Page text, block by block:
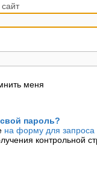
меня
пароль?
на форму для запроса
контрольной